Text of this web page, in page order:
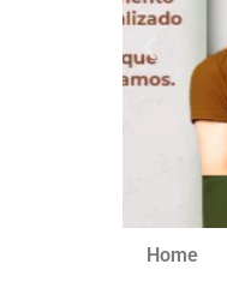
Home